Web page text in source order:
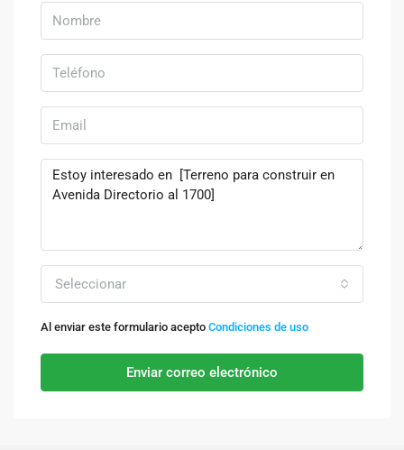
Seleccionar
Al enviar este formulario acepto Condiciones de uso
Enviar correo electrónico